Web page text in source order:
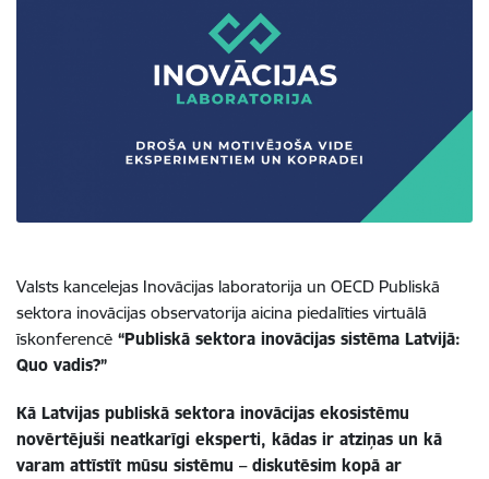
Valsts kancelejas Inovācijas laboratorija un OECD Publiskā
sektora inovācijas observatorija aicina piedalīties virtuālā
īskonferencē “Publiskā sektora inovācijas sistēma Latvijā:
Quo vadis?”
Kā Latvijas publiskā sektora inovācijas ekosistēmu
novērtējuši neatkarīgi eksperti, kādas ir atziņas un kā
varam attīstīt mūsu sistēmu – diskutēsim kopā ar